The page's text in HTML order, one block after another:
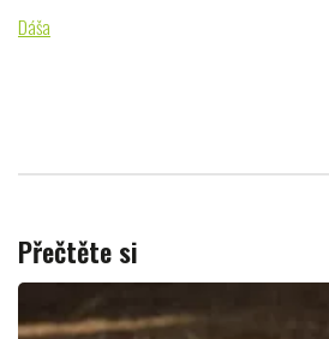
Dáša
Přečtěte si